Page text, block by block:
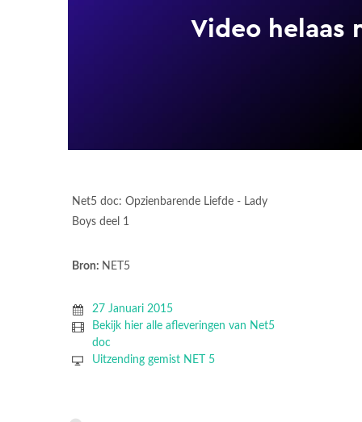
Net5 doc: Opzienbarende Liefde - Lady
Boys deel 1
Bron: NET5
27 Januari 2015
Bekijk hier alle afleveringen van Net5
doc
Uitzending gemist NET 5